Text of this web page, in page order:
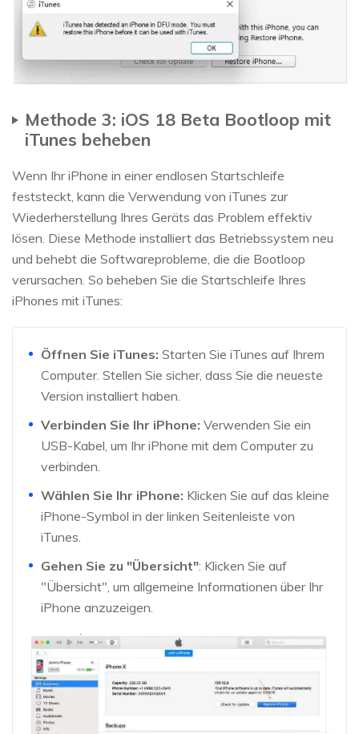
Methode 3: iOS 18 Beta Bootloop mit
iTunes beheben
Wenn Ihr iPhone in einer endlosen Startschleife
feststeckt, kann die Verwendung von iTunes zur
Wiederherstellung Ihres Geräts das Problem effektiv
lösen. Diese Methode installiert das Betriebssystem neu
und behebt die Softwareprobleme, die die Bootloop
verursachen. So beheben Sie die Startschleife Ihres
iPhones mit iTunes:
Öffnen Sie iTunes: Starten Sie iTunes auf Ihrem
Computer. Stellen Sie sicher, dass Sie die neueste
Version installiert haben.
Verbinden Sie Ihr iPhone: Verwenden Sie ein
USB-Kabel, um Ihr iPhone mit dem Computer zu
verbinden.
Wählen Sie Ihr iPhone: Klicken Sie auf das kleine
iPhone-Symbol in der linken Seitenleiste von
iTunes.
Gehen Sie zu "Übersicht": Klicken Sie auf
"Übersicht", um allgemeine Informationen über Ihr
iPhone anzuzeigen.